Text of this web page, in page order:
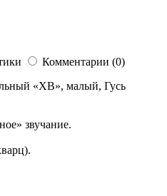
Комментарии (0)
«ХВ», малый, Гусь
звучание.